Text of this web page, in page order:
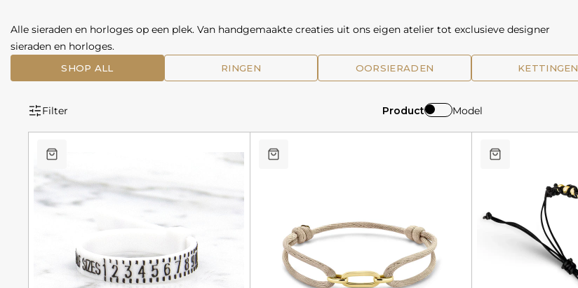
Alle sieraden en horloges op een plek. Van handgemaakte creaties uit ons eigen atelier tot exclusieve designer
sieraden en horloges.
SHOP ALL RINGEN OORSIERADEN KETTINGEN
Filter Product Model